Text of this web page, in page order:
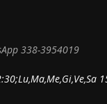
338-3954019